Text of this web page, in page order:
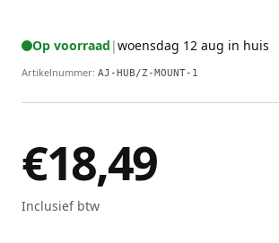
Op voorraad |woensdag 12 aug in huis
Artikelnummer: AJ-HUB/Z-MOUNT-1
€18,49
Inclusief btw